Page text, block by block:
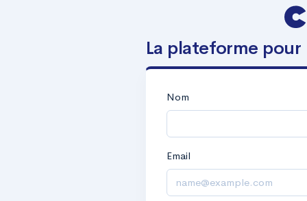
La plateforme
Nom
Email